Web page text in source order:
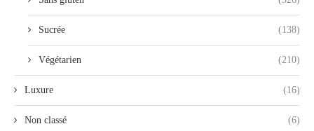
Sucrée (138)
Végétarien (210)
Luxure (16)
Non classé (6)